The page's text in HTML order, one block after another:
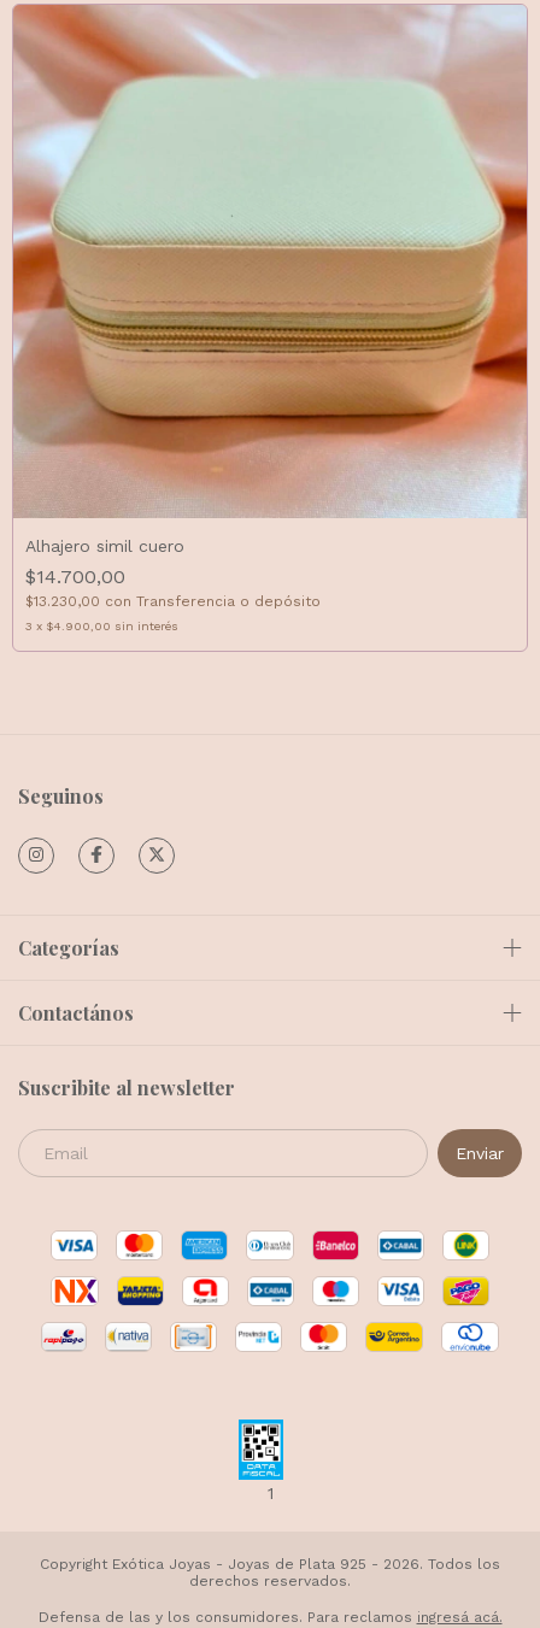
Alhajero simil cuero
$14.700,00
$13.230,00 con Transferencia o depósito
3 x $4.900,00 sin interés
Seguinos
Categorías
Contactános
Suscribite al newsletter
1
Copyright Exótica Joyas - Joyas de Plata 925 - 2026. Todos los
derechos reservados.
Defensa de las y los consumidores. Para reclamos ingresá acá.